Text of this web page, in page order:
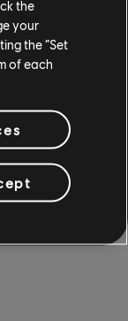
à réduire
qui
contenants
conserver.
possible
limiter les
Besse. "Les
the
your
the “Set
of each